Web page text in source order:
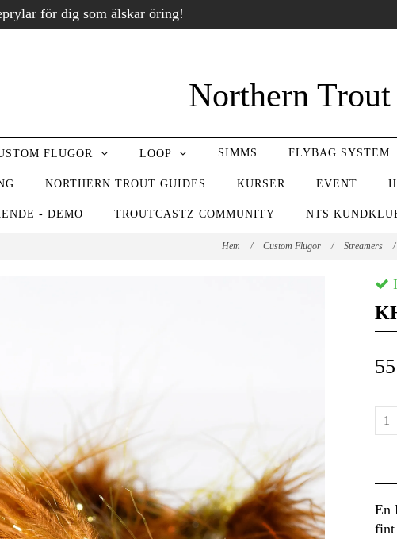
för dig som älskar öring!
Northern Trout
FLUGOR LOOP SIMMS FLYBAG SYSTEM
NORTHERN TROUT GUIDES KURSER EVENT
- DEMO TROUTCASTZ COMMUNITY NTS
Hem / Custom Flugor / Streamers /
En
fint